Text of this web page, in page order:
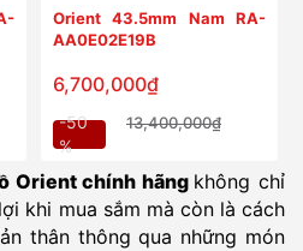
Orient 43.5mm Nam RA-
AA0E02E19B
6,700,000₫
-50
%
13,400,000₫
Orient chính hãng không chỉ
khi mua sắm mà còn là cách
thân thông qua những món